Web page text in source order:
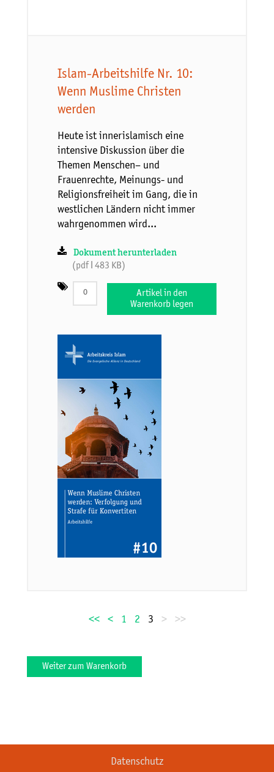
Islam-Arbeitshilfe Nr. 10:
Wenn Muslime Christen
werden
Heute ist innerislamisch eine
intensive Diskussion über die
Themen Menschen– und
Frauenrechte, Meinungs- und
Religionsfreiheit im Gang, die in
westlichen Ländern nicht immer
wahrgenommen wird...
Dokument herunterladen
(pdf ǀ 483 KB)
Artikel in den
Warenkorb legen
<< < 1 2 3 > >>
Weiter zum Warenkorb
Datenschutz